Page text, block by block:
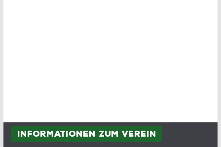
Informationen zum Verein